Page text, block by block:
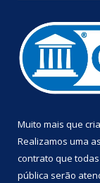
Muito mais que
Realizamos uma
contrato que
pública serão